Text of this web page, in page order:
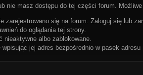
nie masz dostępu do tej części forum.
zarejestrowano się na forum. Zaloguj się lub
do oglądania tej strony.
nieaktywne albo zablokowane.
jej adres bezpośrednio w pasek